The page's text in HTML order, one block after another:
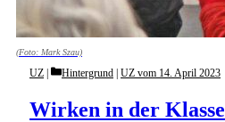
(Foto: Mark Szau)
Wirken in der Klasse
UZ Categories
Hintergrund UZ vom 14. April 2023